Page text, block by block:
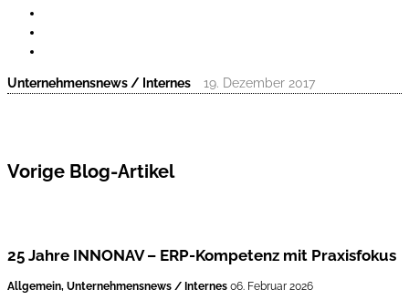
Unternehmensnews / Internes 19. Dezember 2017
Vorige Blog-Artikel
25 Jahre INNONAV – ERP-Kompetenz mit Praxisfokus
Allgemein, Unternehmensnews / Internes 06. Februar 2026